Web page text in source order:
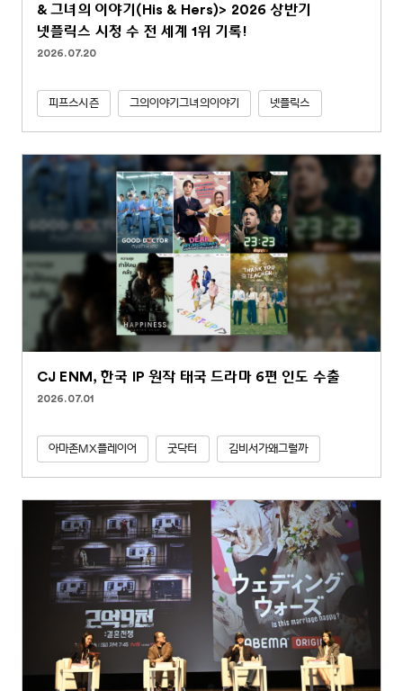
& 그녀의 이야기(His & Hers)> 2026 상반기
넷플릭스 시청 수 전 세계 1위 기록!
2026.07.20
피프스시즌 그의이야기그녀의이야기 넷플릭스
CJ ENM, 한국 IP 원작 태국 드라마 6편 인도 수출
2026.07.01
아마존MX플레이어 굿닥터 김비서가왜그럴까